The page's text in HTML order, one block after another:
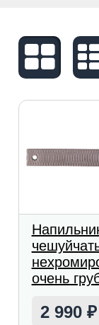
очень
2 990 ₽